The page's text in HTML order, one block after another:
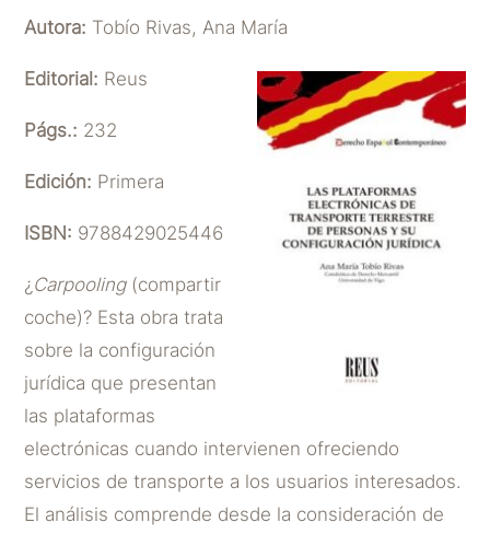
Autora: Tobío Rivas, Ana María
Editorial: Reus
Págs.: 232
Edición: Primera
ISBN: 9788429025446
¿ Carpooling(compartir
coche)? Esta obra trata
sobre la configuración
jurídica que presentan
las plataformas
electrónicas cuando intervienen ofreciendo
servicios de transporte a los usuarios interesados.
El análisis comprende desde la consideración de